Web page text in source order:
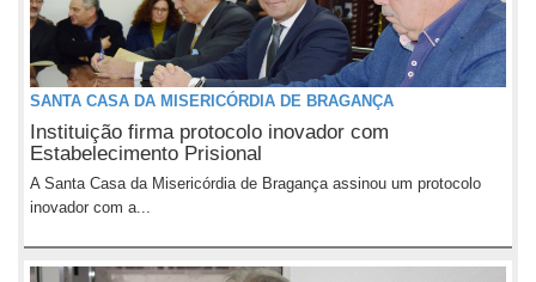
SANTA CASA DA MISERICÓRDIA DE BRAGANÇA
Instituição firma protocolo inovador com
Estabelecimento Prisional
A Santa Casa da Misericórdia de Bragança assinou um protocolo
inovador com a...